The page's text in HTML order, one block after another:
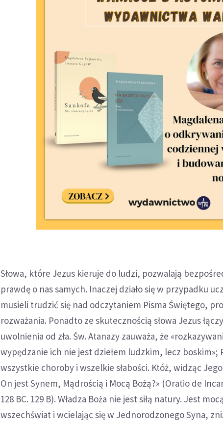
Słowa, które Jezus kieruje do ludzi, pozwalają
prawdę o nas samych. Inaczej działo się w przypadku
musieli trudzić się nad odczytaniem Pisma Świętego,
rozważania. Ponadto ze skutecznością słowa Jezus
uwolnienia od zła. Św. Atanazy zauważa, że
wypędzanie ich nie jest dziełem ludzkim, lecz boskim»;
wszystkie choroby i wszelkie słabości. Któż, widząc
On jest Synem, Mądrością i Mocą Bożą?» (Oratio de
128 BC. 129 B). Władza Boża nie jest siłą natury. Jest
wszechświat i wcielając się w Jednorodzonego Syna,